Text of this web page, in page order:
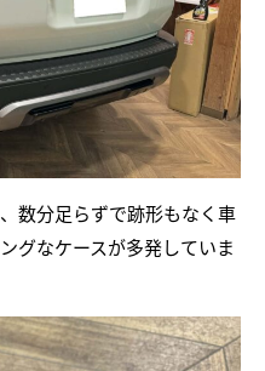
数分足らずで跡形もなく車
グなケースが多発していま